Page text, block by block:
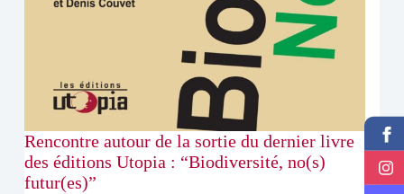
Rencontre autour de la sortie du dernier livre
des éditions Utopia : “Biodiversité, no(s)
futur(es)”